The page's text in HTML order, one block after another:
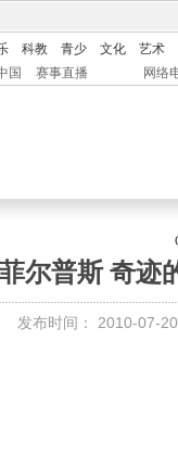
科教 青少 文化
艺术
国 赛事直播 网络
菲尔普斯 奇迹
发布时间： 2010-07-